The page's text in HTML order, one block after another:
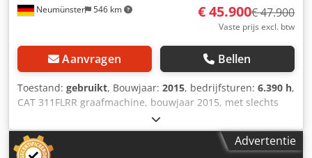
Neumünster 546 km € 45.900€ 47.900
Vaste prijs excl. btw
Aanvragen Bellen
Toestand: gebruikt, Bouwjaar: 2015, bedrijfsturen: 6.390 h,
CAT 311FLRR graafmachine, bouwjaar 2015, met slechts
6.390 draaiuren! ---- * Fabrikant: CAT * Type: 311FL RR *
Bouwjaar: 2015 * Afgelezen draaiuren: ca. 6.390 * Laatste
onderhoud bij ca. 5.960 uur * Inclusief hydraulischeAdvertentie